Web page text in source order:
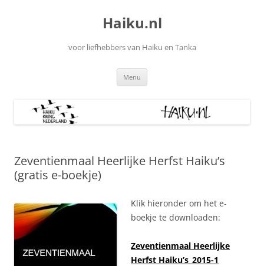
Haiku.nl
voor liefhebbers van Haiku en Tanka
Menu
Zeventienmaal Heerlijke Herfst Haiku’s
(gratis e-boekje)
Klik hieronder om het e-
boekje te downloaden:
Zeventienmaal Heerlijke
Herfst Haiku’s_2015-1